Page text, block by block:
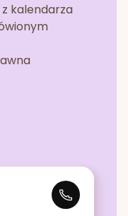
kalendarza